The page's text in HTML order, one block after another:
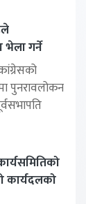
भेला गर्ने
पुनरावलोकन
कार्यदलको